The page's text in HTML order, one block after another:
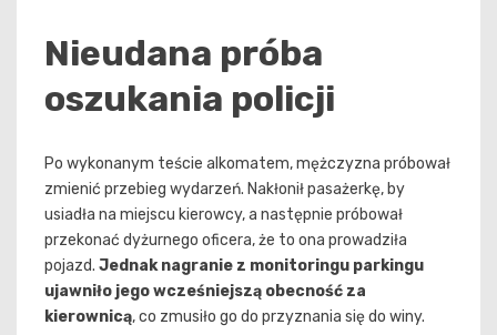
Nieudana próba
oszukania policji
Po wykonanym teście alkomatem, mężczyzna próbował
zmienić przebieg wydarzeń. Nakłonił pasażerkę, by
usiadła na miejscu kierowcy, a następnie próbował
przekonać dyżurnego oficera, że to ona prowadziła
pojazd. Jednak nagranie z monitoringu parkingu
ujawniło jego wcześniejszą obecność za
kierownicą, co zmusiło go do przyznania się do winy.